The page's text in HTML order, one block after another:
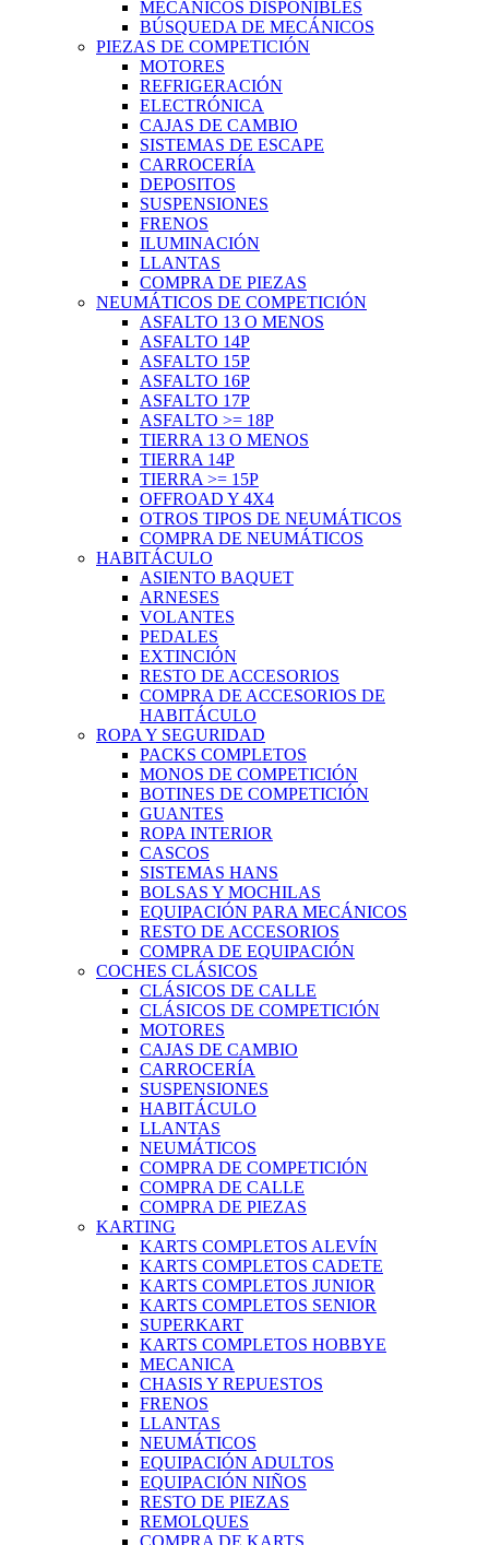
MECÁNICOS DISPONIBLES
BÚSQUEDA DE MECÁNICOS
PIEZAS DE COMPETICIÓN
MOTORES
REFRIGERACIÓN
ELECTRÓNICA
CAJAS DE CAMBIO
SISTEMAS DE ESCAPE
CARROCERÍA
DEPOSITOS
SUSPENSIONES
FRENOS
ILUMINACIÓN
LLANTAS
COMPRA DE PIEZAS
NEUMÁTICOS DE COMPETICIÓN
ASFALTO 13 O MENOS
ASFALTO 14P
ASFALTO 15P
ASFALTO 16P
ASFALTO 17P
ASFALTO >= 18P
TIERRA 13 O MENOS
TIERRA 14P
TIERRA >= 15P
OFFROAD Y 4X4
OTROS TIPOS DE NEUMÁTICOS
COMPRA DE NEUMÁTICOS
HABITÁCULO
ASIENTO BAQUET
ARNESES
VOLANTES
PEDALES
EXTINCIÓN
RESTO DE ACCESORIOS
COMPRA DE ACCESORIOS DE
HABITÁCULO
ROPA Y SEGURIDAD
PACKS COMPLETOS
MONOS DE COMPETICIÓN
BOTINES DE COMPETICIÓN
GUANTES
ROPA INTERIOR
CASCOS
SISTEMAS HANS
BOLSAS Y MOCHILAS
EQUIPACIÓN PARA MECÁNICOS
RESTO DE ACCESORIOS
COMPRA DE EQUIPACIÓN
COCHES CLÁSICOS
CLÁSICOS DE CALLE
CLÁSICOS DE COMPETICIÓN
MOTORES
CAJAS DE CAMBIO
CARROCERÍA
SUSPENSIONES
HABITÁCULO
LLANTAS
NEUMÁTICOS
COMPRA DE COMPETICIÓN
COMPRA DE CALLE
COMPRA DE PIEZAS
KARTING
KARTS COMPLETOS ALEVÍN
KARTS COMPLETOS CADETE
KARTS COMPLETOS JUNIOR
KARTS COMPLETOS SENIOR
SUPERKART
KARTS COMPLETOS HOBBYE
MECANICA
CHASIS Y REPUESTOS
FRENOS
LLANTAS
NEUMÁTICOS
EQUIPACIÓN ADULTOS
EQUIPACIÓN NIÑOS
RESTO DE PIEZAS
REMOLQUES
COMPRA DE KARTS